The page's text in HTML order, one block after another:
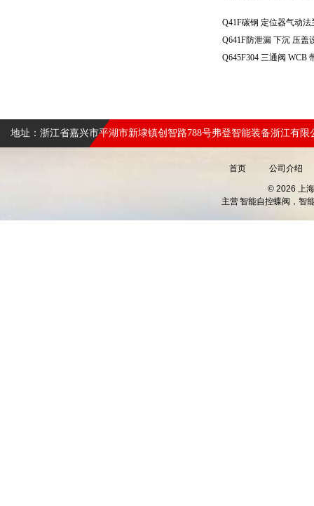
地址：浙江省嘉兴市平湖市新埭镇创智路788号弗登智能装备浙江有限
首页 公司介绍
© 2026 上
主营智能自控蝶阀，智